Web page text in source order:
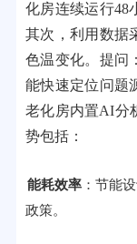
化房连续运行48
其次，利用数据
色温变化。提问
能快速定位问题
老化房内置AI分
势包括：
能耗效率 ：节能
政策。